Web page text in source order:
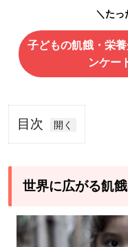
＼たっ
子どもの飢餓・栄
ンケー
目次
1
界
広
が
世界に広がる飢